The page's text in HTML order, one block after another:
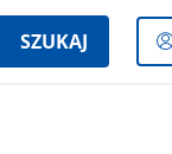
SZUKAJ